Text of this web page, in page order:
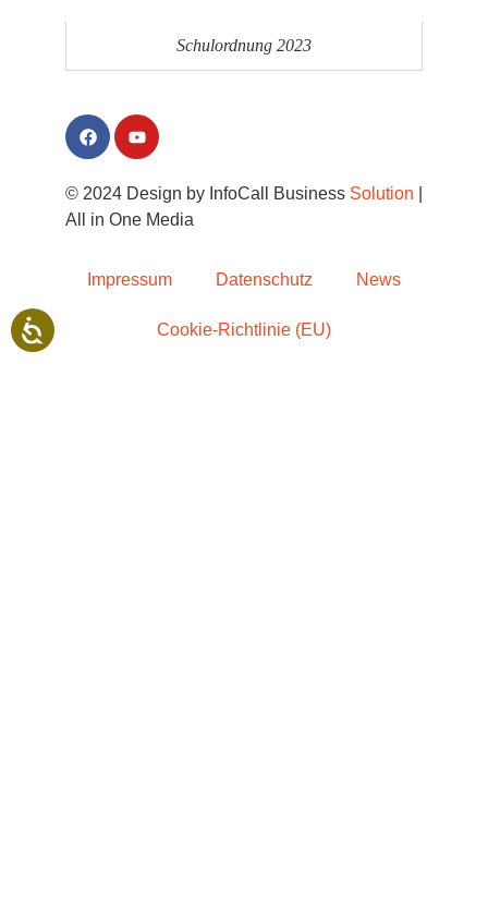
Schulordnung 2023
© 2024 Design by InfoCall Business Solution
All in One Media
Impressum Datenschutz News
Cookie-Richtlinie (EU)